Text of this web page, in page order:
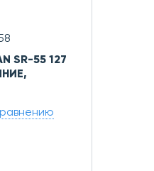
SR-55 127